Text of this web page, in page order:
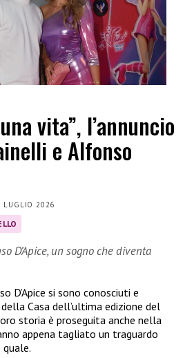
vita”, l’annuncio
e Alfonso
LUGLIO 2026
D’Apice, un sogno che diventa
D’Apice si sono conosciuti e
Casa dell’ultima edizione del
storia è proseguita anche nella
appena tagliato un traguardo